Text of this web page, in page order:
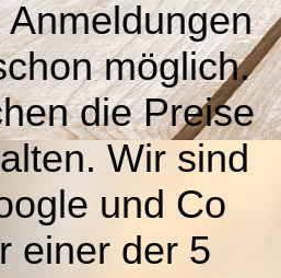
möglich.
die Preise
Wir sind
und Co
einer der 5